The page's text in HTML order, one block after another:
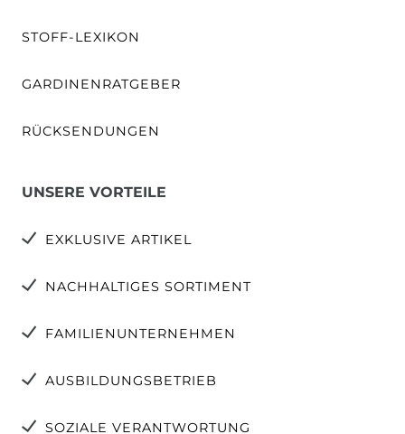
STOFF-LEXIKON
GARDINENRATGEBER
RÜCKSENDUNGEN
UNSERE VORTEILE
EXKLUSIVE ARTIKEL
NACHHALTIGES SORTIMENT
FAMILIENUNTERNEHMEN
AUSBILDUNGSBETRIEB
SOZIALE VERANTWORTUNG